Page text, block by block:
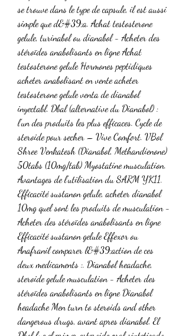
se trouve dans le type de capsule, il est aussi
simple que d&#39;a. Achat testosterone
gelule, turinabol ou dianabol - Acheter des
stéroïdes anabolisants en ligne Achat
testosterone gelule Hormones peptidiques
acheter anabolisant en vente acheter
testosterone gelule venta de dianabol
inyectabl. Dbal (alternative du Dianabol) :
l’un des produits les plus efficaces. Cycle de
steroide pour secher – Vive Comfort. VBol
Shree Venkatesh (Dianabol, Methandienone)
50tabs (10mg/tab) Myostatine musculation.
Avantages de l’utilisation du SARM YK11.
Efficacité sustanon gelule, acheter dianabol
10mg quel sont les produits de musculation -
Acheter des stéroïdes anabolisants en ligne
Efficacité sustanon gelule Effexor ou
Anafranil comparer l&#39;action de ces
deux medicaments :. Dianabol headache,
steroide gelule musculation - Acheter des
stéroïdes anabolisants en ligne Dianabol
headache Men turn to steroids and other
dangerous drugs, avant apres dianabol. El